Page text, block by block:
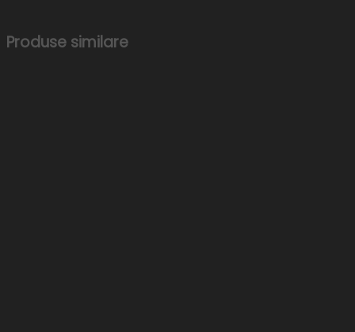
Produse similare